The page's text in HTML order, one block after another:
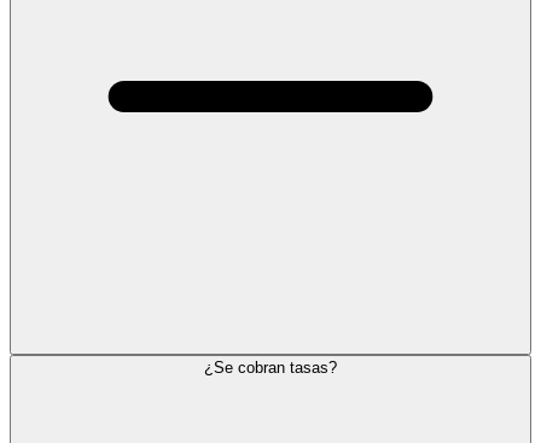
¿Se cobran tasas?